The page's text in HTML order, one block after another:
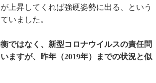
上昇してくれば強硬姿勢に出る、という
いました。
ではなく、新型コロナウイルスの責任問
ますが、昨年（2019年）までの状況と似